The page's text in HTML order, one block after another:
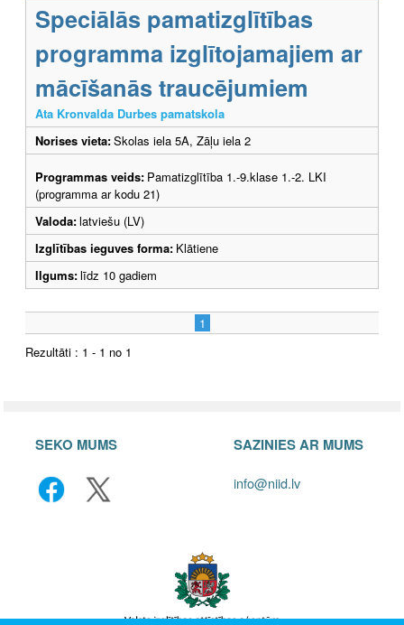
Speciālās pamatizglītības
programma izglītojamajiem ar
mācīšanās traucējumiem
Ata Kronvalda Durbes pamatskola
Norises vieta:Skolas iela 5A, Zāļu iela 2
Programmas veids: Pamatizglītība 1.-9.klase 1.-2. LKI
(programma ar kodu 21)
Valoda:latviešu (LV)
Izglītības ieguves forma: Klātiene
Ilgums:līdz 10 gadiem
1
Rezultāti : 1 - 1 no 1
SEKO MUMS SAZINIES AR MUMS
info@niid.lv